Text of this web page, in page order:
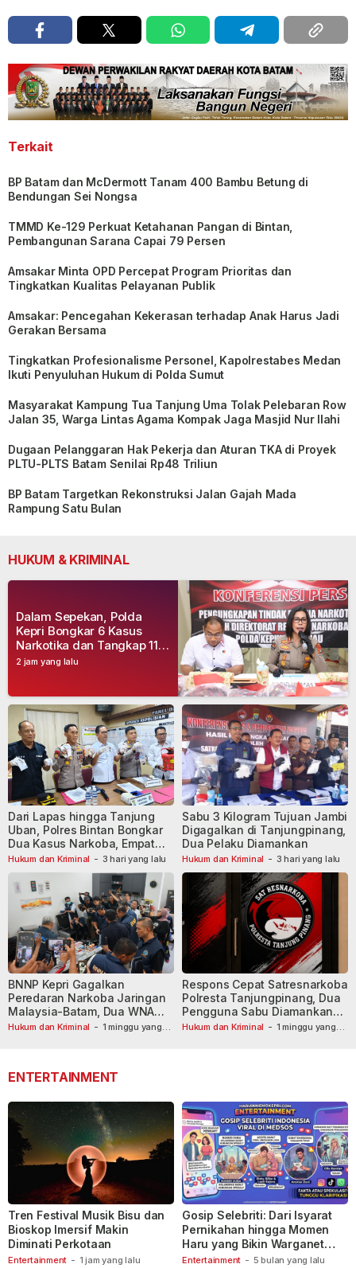
Terkait
BP Batam dan McDermott Tanam 400 Bambu Betung di
Bendungan Sei Nongsa
TMMD Ke-129 Perkuat Ketahanan Pangan di Bintan,
Pembangunan Sarana Capai 79 Persen
Amsakar Minta OPD Percepat Program Prioritas dan
Tingkatkan Kualitas Pelayanan Publik
Amsakar: Pencegahan Kekerasan terhadap Anak Harus Jadi
Gerakan Bersama
Tingkatkan Profesionalisme Personel, Kapolrestabes Medan
Ikuti Penyuluhan Hukum di Polda Sumut
Masyarakat Kampung Tua Tanjung Uma Tolak Pelebaran Row
Jalan 35, Warga Lintas Agama Kompak Jaga Masjid Nur Ilahi
Dugaan Pelanggaran Hak Pekerja dan Aturan TKA di Proyek
PLTU-PLTS Batam Senilai Rp48 Triliun
BP Batam Targetkan Rekonstruksi Jalan Gajah Mada
Rampung Satu Bulan
HUKUM & KRIMINAL
2 jam yang lalu
Dalam Sepekan, Polda
Kepri Bongkar 6 Kasus
Narkotika dan Tangkap 11
Tersangka
Hukum dan Kriminal - 3 hari yang lalu
Dari Lapas hingga Tanjung
Uban, Polres Bintan Bongkar
Dua Kasus Narkoba, Empat
Tersangka Dibekuk
Hukum dan Kriminal - 3 hari yang lalu
Sabu 3 Kilogram Tujuan Jambi
Digagalkan di Tanjungpinang,
Dua Pelaku Diamankan
Hukum dan Kriminal - 1 minggu yang
BNNP Kepri Gagalkan
Peredaran Narkoba Jaringan
Malaysia-Batam, Dua WNA
Masih Diburu
Hukum dan Kriminal - 1 minggu yang
Respons Cepat Satresnarkoba
Polresta Tanjungpinang, Dua
Pengguna Sabu Diamankan
Usai Dilaporkan ke Call Center
ENTERTAINMENT
Entertainment - 1 jam yang lalu
Tren Festival Musik Bisu dan
Bioskop Imersif Makin
Diminati Perkotaan
Entertainment - 5 bulan yang lalu
Gosip Selebriti: Dari Isyarat
Pernikahan hingga Momen
Haru yang Bikin Warganet
Berspekulasi